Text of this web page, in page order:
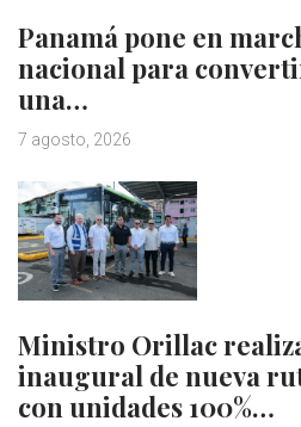
Panamá pone en
nacional para
una…
7 agosto, 2026
Ministro Orillac
inaugural de nueva
con unidades 100%…